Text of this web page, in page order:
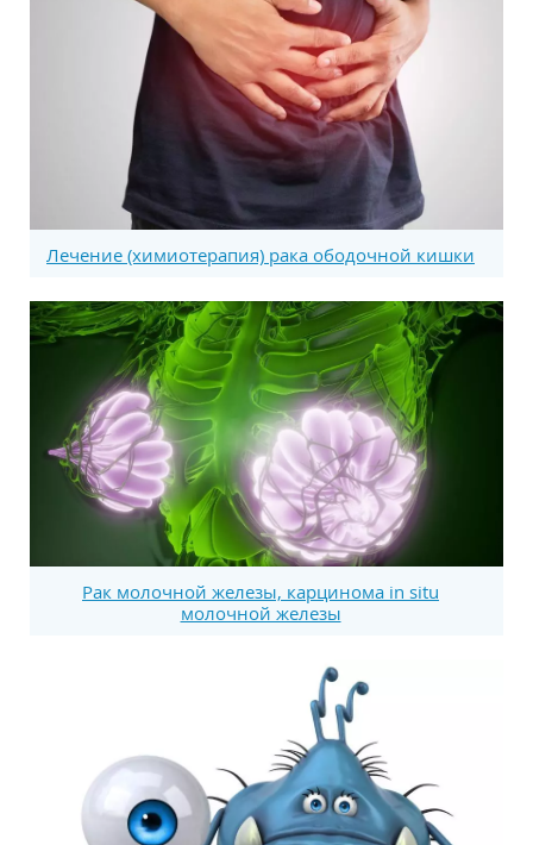
Лечение (химиотерапия) рака ободочной кишки
Рак молочной железы, карцинома in situ
молочной железы